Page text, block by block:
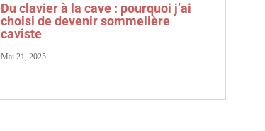
Du clavier à la cave : pourquoi j’ai
choisi de devenir sommelière
caviste
Mai 21, 2025